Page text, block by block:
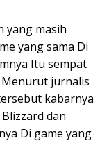
yang masih
yang sama Di
Itu sempat
jurnalis
kabarnya
dan
Di game yang